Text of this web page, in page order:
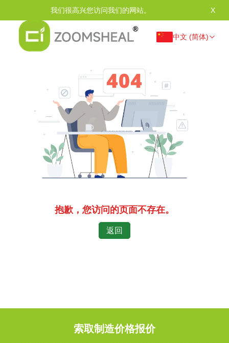
我们很高兴您访问我们的网站。 X
中文 (简体)
抱歉，您访问的页面不存在。
返回
索取制造价格报价